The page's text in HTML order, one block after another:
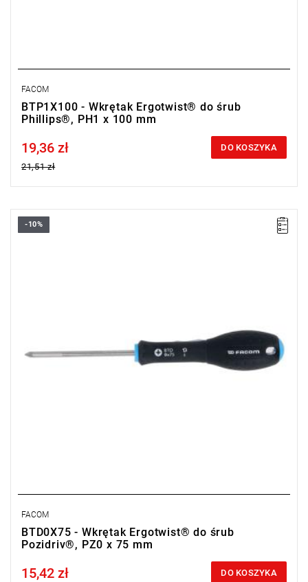
FACOM
BTP1X100 - Wkrętak Ergotwist® do śrub
Phillips®, PH1 x 100 mm
Price tax included
19,36 zł
21,51 zł
DO KOSZYKA
• Rozmiar: PZ0
-10%
FACOM
BTD0X75 - Wkrętak Ergotwist® do śrub
Pozidriv®, PZ0 x 75 mm
Price tax included
15,42 zł DO KOSZYKA